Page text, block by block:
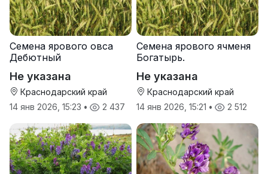
Семена ярового овса
Дебютный
Не указана
Краснодарский край
14 янв 2026, 15:23 • 2 437
Семена ярового ячменя
Богатырь.
Не указана
Краснодарский край
14 янв 2026, 15:21 • 2 512